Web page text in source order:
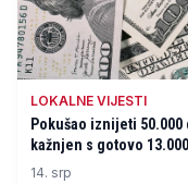
LOKALNE VIJESTI
Pokušao iznijeti 50.000
kažnjen s gotovo
14. srp